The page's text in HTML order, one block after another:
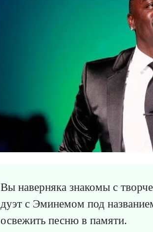
Вы наверняка знакомы с
дуэт с Эминемом под
освежить песню в памяти.